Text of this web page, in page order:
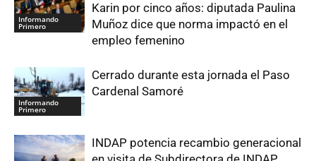
Informando
Primero
Karin por cinco años: diputada Paulina
Muñoz dice que norma impactó en el
empleo femenino
Informando
Primero
Cerrado durante esta jornada el Paso
Cardenal Samoré
INDAP potencia recambio generacional